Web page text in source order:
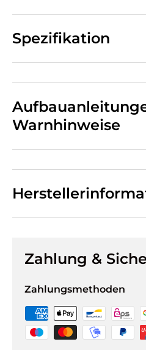
Spezifikation
Warnhinweise
Zahlung &
Zahlungsmethoden